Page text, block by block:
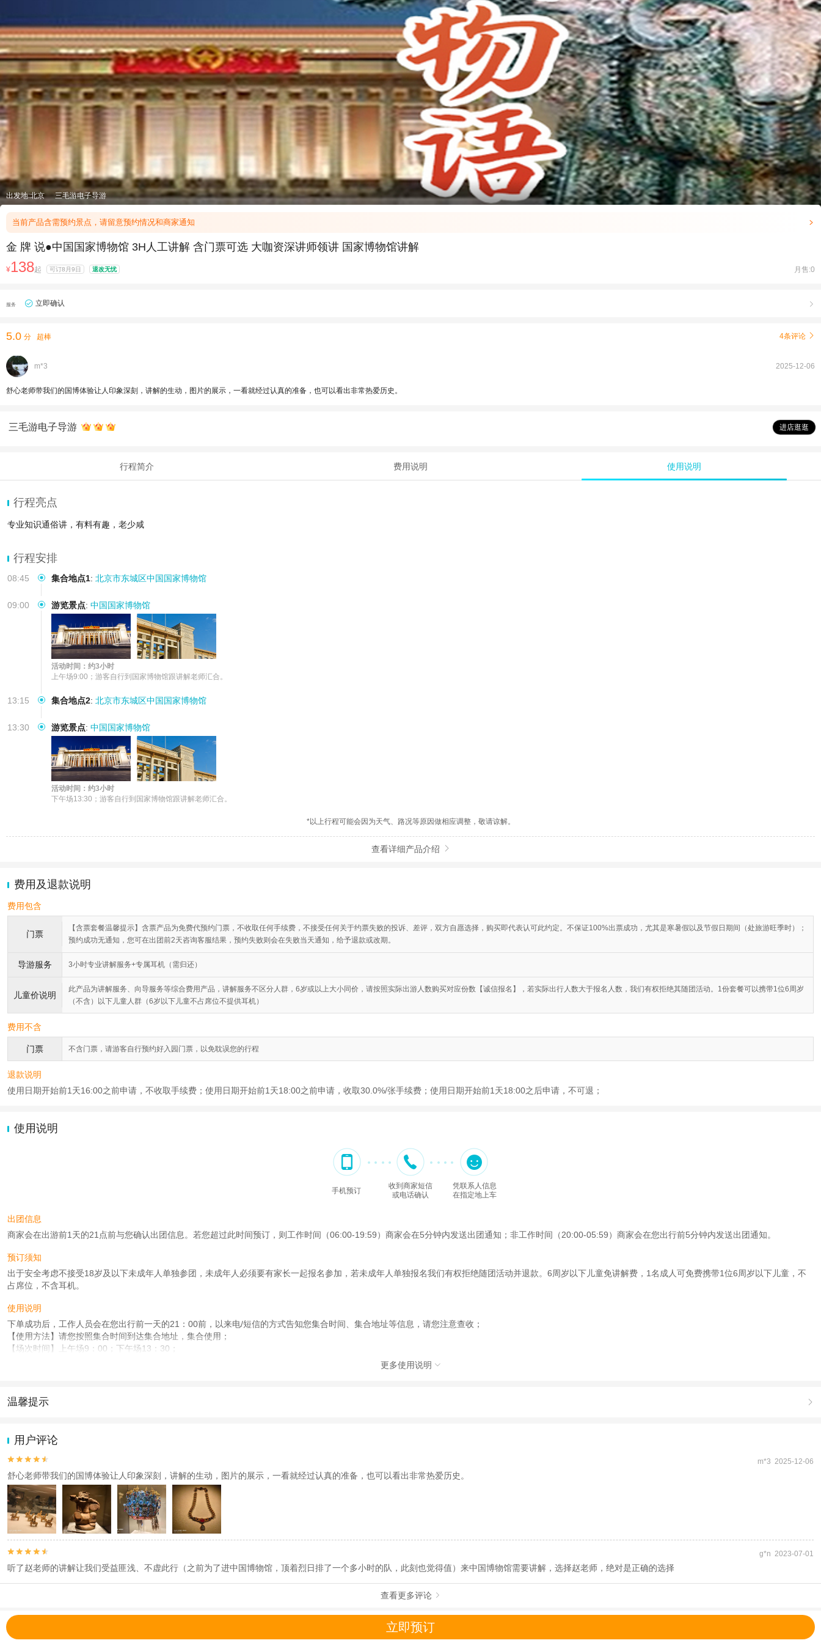
出发地:北京 三毛游电子导游
当前产品含需预约景点，请留意预约情况和商家通知 
金 牌 说●中国国家博物馆 3H人工讲解 含门票可选 大咖资深讲师领讲 国家博物馆讲解
¥138起 可订8月9日 退改无忧 月售:0
服务 立即确认 
5.0 分 超棒 4条评论 
m*3 2025-12-06
舒心老师带我们的国博体验让人印象深刻，讲解的生动，图片的展示，一看就经过认真的准备，也可以看出非常热爱历史。
三毛游电子导游 进店逛逛
行程简介 费用说明 使用说明
行程亮点
专业知识通俗讲，有料有趣，老少咸
行程安排
08:45 集合地点1: 北京市东城区中国国家博物馆
09:00 游览景点: 中国国家博物馆
活动时间：约3小时
上午场9:00；游客自行到国家博物馆跟讲解老师汇合。
13:15 集合地点2: 北京市东城区中国国家博物馆
13:30 游览景点: 中国国家博物馆
活动时间：约3小时
下午场13:30；游客自行到国家博物馆跟讲解老师汇合。
*以上行程可能会因为天气、路况等原因做相应调整，敬请谅解。
查看详细产品介绍 
费用及退款说明
费用包含
门票
【含票套餐温馨提示】含票产品为免费代预约门票，不收取任何手续费，不接受任何关于约票失败的投诉、差评，双方自愿选择，购买即代表认可此约定。不保证100%出票成功，尤其是寒暑假以及节假日期间（处旅游旺季时）；
预约成功无通知，您可在出团前2天咨询客服结果，预约失败则会在失败当天通知，给予退款或改期。
导游服务 3小时专业讲解服务+专属耳机（需归还）
儿童价说明
此产品为讲解服务、向导服务等综合费用产品，讲解服务不区分人群，6岁或以上大小同价，请按照实际出游人数购买对应份数【诚信报名】，若实际出行人数大于报名人数，我们有权拒绝其随团活动。1份套餐可以携带1位6周岁
（不含）以下儿童人群（6岁以下儿童不占席位不提供耳机）
费用不含
门票 不含门票，请游客自行预约好入园门票，以免耽误您的行程
退款说明
使用日期开始前1天16:00之前申请，不收取手续费；使用日期开始前1天18:00之前申请，收取30.0%/张手续费；使用日期开始前1天18:00之后申请，不可退；
使用说明
手机预订
收到商家短信
或电话确认
凭联系人信息
在指定地上车
出团信息
商家会在出游前1天的21点前与您确认出团信息。若您超过此时间预订，则工作时间（06:00-19:59）商家会在5分钟内发送出团通知；非工作时间（20:00-05:59）商家会在您出行前5分钟内发送出团通知。
预订须知
出于安全考虑不接受18岁及以下未成年人单独参团，未成年人必须要有家长一起报名参加，若未成年人单独报名我们有权拒绝随团活动并退款。6周岁以下儿童免讲解费，1名成人可免费携带1位6周岁以下儿童，不
占席位，不含耳机。
使用说明
下单成功后，工作人员会在您出行前一天的21：00前，以来电/短信的方式告知您集合时间、集合地址等信息，请您注意查收；
【使用方法】请您按照集合时间到达集合地址，集合使用；
【场次时间】上午场9：00；下午场13：30；
汇合；因自身原因，无法参行程请及时告知讲师，费用不退。
【报名须知】
1.拼团产品至少2人报名成团，不成团给您无损退款。部分产品在出行前1天18点后，您可能无法直接下单第二天的行程。如在出发前1天18点后，或出行当天临时加入，请与客服联系处理。
2.国家博物馆现对旅游团队实行预申请讲解证制度，申请讲解证通过方可进馆开展讲解活动。如果国博批准了我们的讲解证，我们将为您提供馆内人工讲解;如果国博没有批准，我们给您安排无损退款或者改期出行。
是否通过视国博当天的申请情况而定，人工无法干预，不保证每个团都能申请到讲解证，介意慎拍。
3.讲解证申报成功后，如您退单，或调整出游时间场次等，因您占用了我们相关名额，需按照合同履约收取一定的损失。
查看 《工商执照信息》 《特许经营许可证信息》
更多使用说明 
温馨提示 
2.为普及旅游安全知识及旅游文明公约，使您的旅程顺利圆满完成，特制定
用户评论

 m*3 2025-12-06
舒心老师带我们的国博体验让人印象深刻，讲解的生动，图片的展示，一看就经过认真的准备，也可以看出非常热爱历史。

 g*n 2023-07-01
听了赵老师的讲解让我们受益匪浅、不虚此行（之前为了进中国博物馆，顶着烈日排了一个多小时的队，此刻也觉得值）来中国博物馆需要讲解，选择赵老师，绝对是正确的选择
查看更多评论 
立即预订